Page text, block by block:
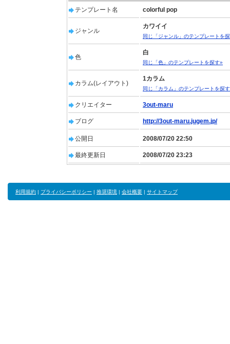
テンプレート名 colorful pop
ジャンル
カワイイ
同じ「ジャンル」のテンプレートを
色
白
同じ「色」のテンプレートを探す»
カラム(レイアウト)
1カラム
同じ「カラム」のテンプレートを探
クリエイター 3out-maru
ブログ http://3out-maru.jugem.jp/
公開日 2008/07/20 22:50
最終更新日 2008/07/20 23:23
利用規約 | プライバシーポリシー | 推奨環境 | 会社概要 | サイトマップ